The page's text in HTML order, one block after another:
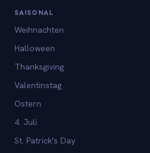
SAISONAL
Weihnachten
Halloween
Thanksgiving
Valentinstag
Ostern
4. Juli
St. Patrick's Day